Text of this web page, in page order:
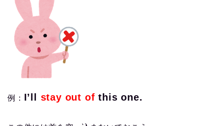
例： I’ll stay out of this one.